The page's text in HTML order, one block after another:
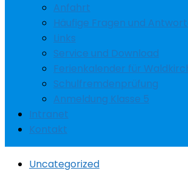
Anfahrt
Häufige Fragen und
Links
Service und Download
Ferienkalender für
Schulfremdenprüfung
Anmeldung Klasse 5
Intranet
Kontakt
Uncategorized